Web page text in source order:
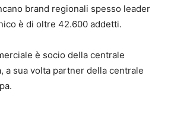
brand regionali spesso leader
è di oltre 42.600 addetti.
è socio della centrale
a sua volta partner della centrale